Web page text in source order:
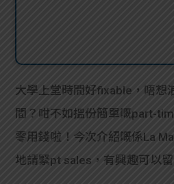
大學上堂時間好fixable，唔想
間？咁不如搵份簡單嘅part-
零用錢啦！今次介紹嘅係La
地請緊pt sales，有興趣可以